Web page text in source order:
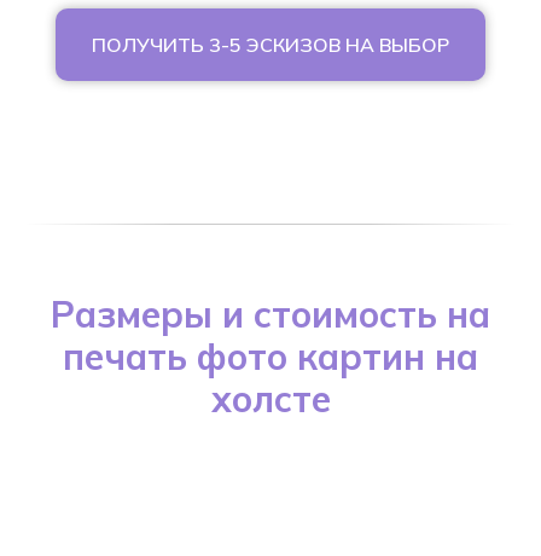
ПОЛУЧИТЬ 3-5 ЭСКИЗОВ НА ВЫБОР
Размеры и стоимость на
печать фото картин на
холсте